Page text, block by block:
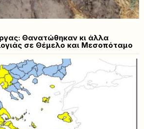
Θανατώθηκαν κι άλλα
σε Θέμελο και Μεσοπόταμο